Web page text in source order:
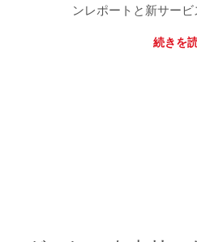
ンレポートと新サービ
続きを